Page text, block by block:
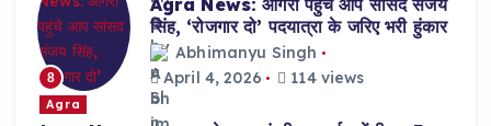
8
सिंह, ‘रोजगार दो’ पदयात्रा के जरिए भरी हुंकार
Abhimanyu Singh
April 4, 2026
114 views
Agra